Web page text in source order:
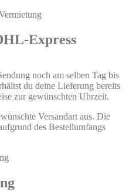
Express
noch am selben Tag bis
du deine Lieferung bereits
zur gewünschten Uhrzeit.
Versandart aus. Die
des Bestellumfangs